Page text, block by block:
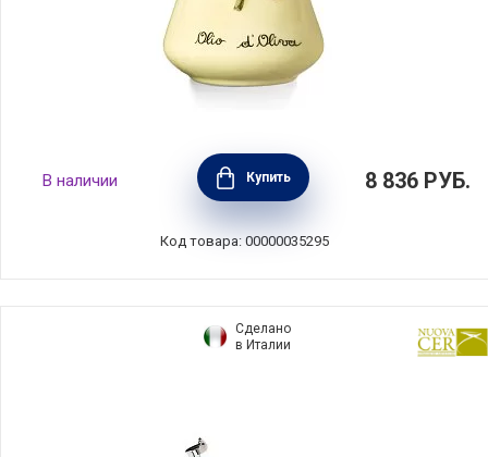
Бутылка для масла Giallo limone 750 мл,
керамика, Nuova Cer, Италия, 8655-GLM
В наличии Купить 8 836 РУБ.
Код товара: 00000035295
Сделано
в Италии